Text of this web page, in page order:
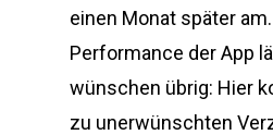
einen Monat später
Performance der App
wünschen übrig: Hier
zu unerwünschten